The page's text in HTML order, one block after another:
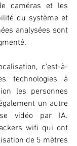
caméras et les
du système et
analysées sont
c'est-à-
technologies à
les personnes
un autre
vidéo par IA.
wifi qui ont
de 5 mètres